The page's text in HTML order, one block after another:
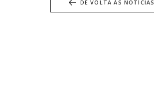
DE VOLTA ÀS NOTÍCIAS